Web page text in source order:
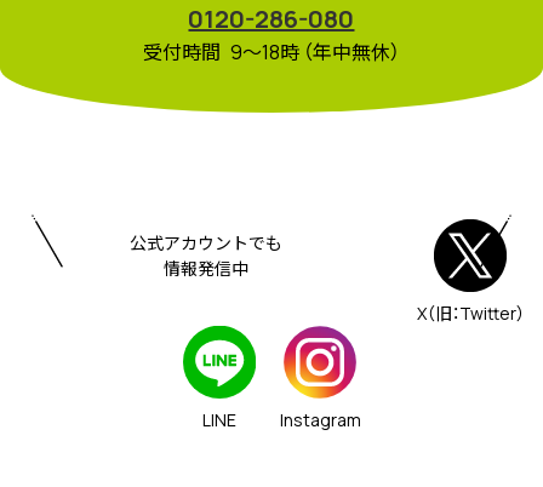
0120-286-080
受付時間 9〜18時 （年中無休）
公式アカウントでも
情報発信中
X（旧：Twitter）
LINE Instagram